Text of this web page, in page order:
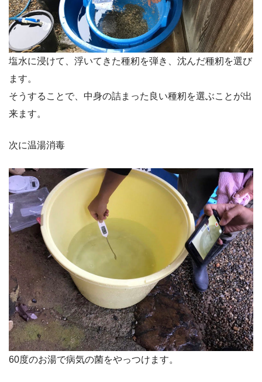
塩水に浸けて、浮いてきた種籾を弾き、沈んだ種籾を選び
ます。
そうすることで、中身の詰まった良い種籾を選ぶことが出
来ます。
次に温湯消毒
60度のお湯で病気の菌をやっつけます。